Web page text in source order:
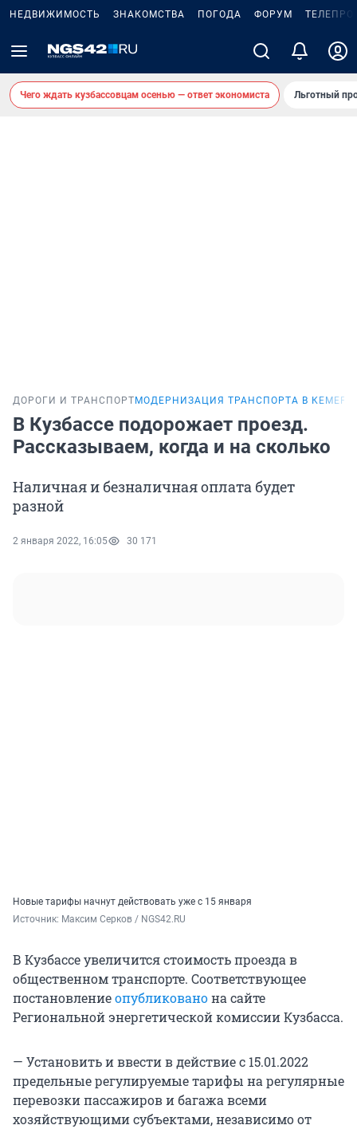
НЕДВИЖИМОСТЬ ЗНАКОМСТВА ПОГОДА ФОРУМ
Чего ждать кузбассовцам осенью — ответ экономиста Льготный
ДОРОГИ И ТРАНСПОРТ МОДЕРНИЗАЦИЯ ТРАНСПОРТА В
В Кузбассе подорожает проезд.
Рассказываем, когда и на сколько
Наличная и безналичная оплата будет
разной
2 января 2022, 16:05 30 171
Новые тарифы начнут действовать уже с 15 января
Источник: Максим Серков / NGS42.RU
В Кузбассе увеличится стоимость проезда в
общественном транспорте. Соответствующее
постановлениеопубликованона сайте
Региональной энергетической комиссии Кузбасса.
— Установить и ввести в действие с 15.01.2022
предельные регулируемые тарифы на регулярные
перевозки пассажиров и багажа всеми
хозяйствующими субъектами, независимо от